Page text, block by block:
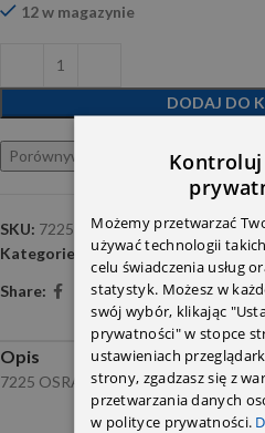
12 w magazynie
DODAJ DO
Porównywarka Ulubione
SKU: 7225 ORAM
Kategorie:
Urządzenia elektryczne ,
Share:
Opis
7225 OSRAM
Możemy przetwarzać
używać technologii
celu świadczenia usług
statystyk. Możesz w
swój wybór, klikając
prywatności" w stopce
ustawieniach
strony, zgadzasz się z
przetwarzania danych
w polityce prywatności.